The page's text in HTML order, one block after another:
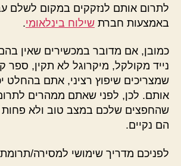
לתרום אותם לנזקקים במקום לשלם
באמצעות חברת שילוח בינלאומי.
כמובן, אם מדובר במכשירים שאין
נייד מקולקל, מיקרוגל לא תקין, ספר
שמצריכים שיפוץ רציני, אתם בהחלט
אותם. לכן, לפני שאתם ממהרים
שהחפצים שלכם במצב טוב ולא פחות
הם נקיים.
לפניכם מדריך שימושי למסירה/